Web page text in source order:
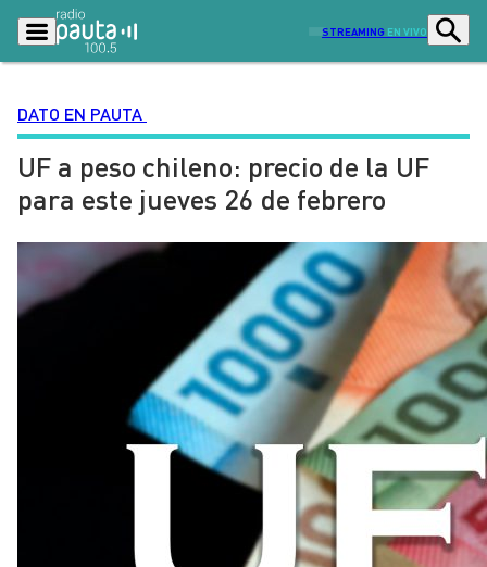
STREAMING EN VIVO
Podcasts Programas
Lo Último
Ciudad Economía
Radio en vivo Sostenibilidad
Deportes
Entretención y Cultura Opinión
Dato en Pauta Señal 2
Contenido Patrocinado
DATO EN PAUTA
UF a peso chileno: precio de la UF
para este jueves 26 de febrero